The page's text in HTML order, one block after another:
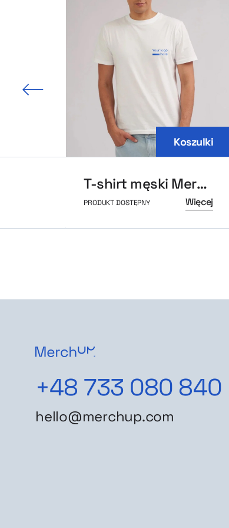
Koszulki
T-shirt męski MerchUp
PRODUKT DOSTĘPNY Więcej
+48 733 080 840
hello@merchup.com